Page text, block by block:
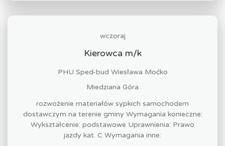
wczoraj
Kierowca m/k
PHU Sped-bud Wiesława Moćko
Miedziana Góra
rozwożenie materiałów sypkich samochodem
dostawczym na terenie gminy Wymagania konieczne:
Wykształcenie: podstawowe Uprawnienia: Prawo
jazdy kat. C Wymagania inne: